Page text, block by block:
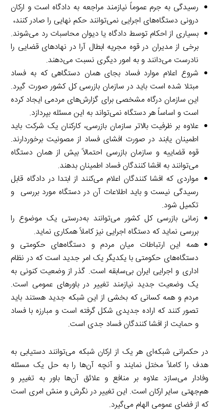
رسیدگی به جرم عموماً نیازمند مراجعه به دادگاه است و ارکان
درونی دستگاه‌های اجرایی نمی‌توانند حکم نهایی را صادر کنند،
بسیاری از احکام توسط دادگاه یا دیوان محاسبات رد می‌شوند.
برخی از مدیران در قوه مجریه ابطال آرا در نهادهای قضایی را
نادرست می‌دانند و به امور دیگری نسبت می‌دهند.
شروع اعلام موارد فساد بجای همان دستگاهی که به فساد
مبتلا شده است باید در سازمان بازرسی کل کشور صورت گیرد.
این سازمان درگاه مشخصی برای گزارش‌های مردمی ایجاد کرده
است و اساساً هر دستگاه نمی‌تواند به این مسئله بپردازد.
علاوه بر ظرفیت بالاتر سازمان بازرسی، کارکنان یک شرکت باید
اطمینان یابند در صورت افشای فساد از مصونیت برخوردارند.
قوه قضاییه و سازمان بازرسی احتمالاً بیش از همان دستگاه
می‌توانند به افشا کنندگان فساد اطمینان بدهند.
مواردی که افشا کنندگان اعلام می‌کنند از ابتدا در دادگاه قابل
رسیدگی نیست و باید اطلاعات آن در دستگاه مورد بررسی و
تکمیل شود.
زمانی بازرسی کل کشور می‌توانند به‌درستی یک موضوع را
بررسی نماید که دستگاه اجرایی نیز کاملاً همکاری نماید.
همه این ارتباطات میان مردم و دستگاه‌های حکومتی و
دستگاه‌های حکومتی با یکدیگر یک امر جدید است که در نظام
اداری و اجرایی ایران بی‌سابقه است. گذر از وضعیت کنونی به
یک وضعیت جدید نیازمند تغییر در باورهای عمومی است.
مردم و همه کسانی که بخشی از این شبکه جدید هستند باید
تصور کنند که اراده جدیدی شکل گرفته است و مبارزه با فساد
و حمایت از افشا کنندگان فساد جدی است.
در حکمرانی شبکه‌ای هر یک از ارکان شبکه می‌توانند دستیابی به
هدف را کاملاً مختل نمایند و آنچه آن‌ها را به حل یک مسئله
وفادار می‌سازد علاوه بر منافع و علائق آن‌ها باور به تغییر و
هم‌جهتی سایر ارکان است. این تغییر در نگرش و منش امری است
که از فضای عمومی الهام می‌گیرد.